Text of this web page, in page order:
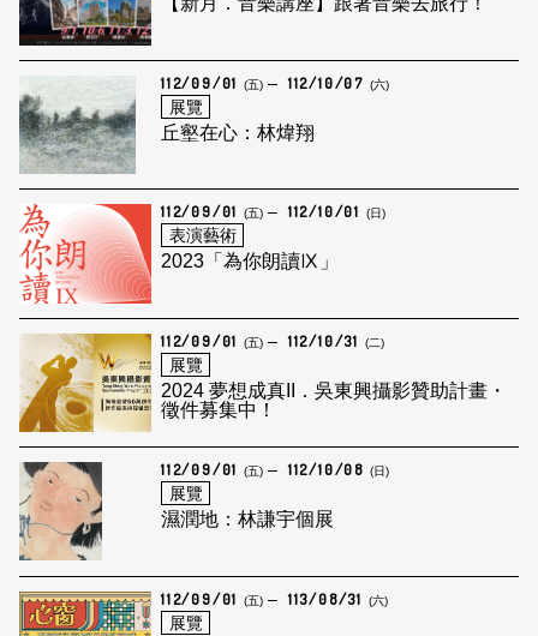
112/09/01 (五) 112/10/07 (六)
展覽
丘壑在心：林煒翔
112/09/01 (五) 112/10/01 (日)
表演藝術
2023「為你朗讀Ⅸ」
112/09/01 (五) 112/10/31 (二)
展覽
2024 夢想成真II．吳東興攝影贊助計畫・
徵件募集中！
112/09/01 (五) 112/10/08 (日)
展覽
濕潤地：林謙宇個展
112/09/01 (五) 113/08/31 (六)
展覽